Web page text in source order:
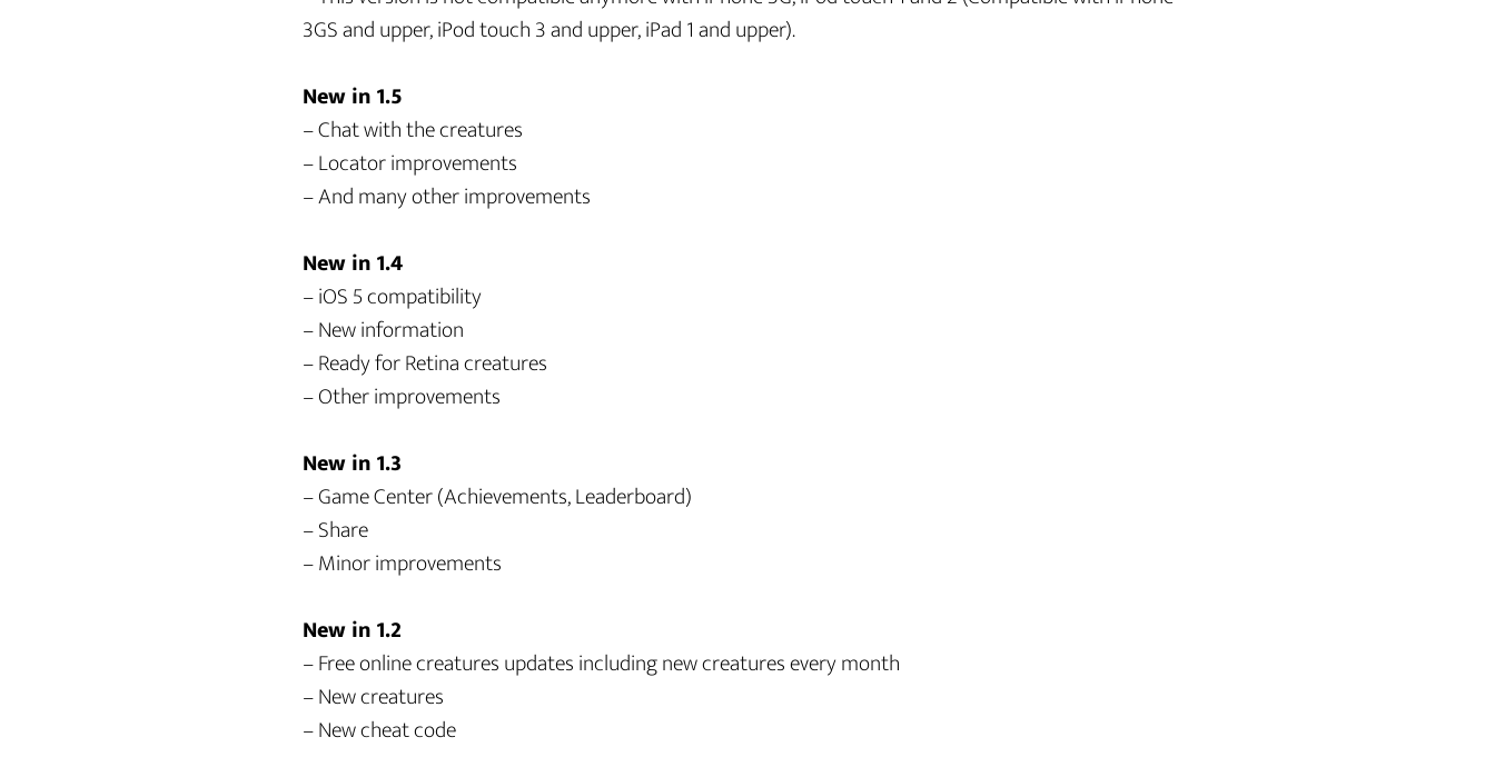
3GS and upper, iPod touch 3 and upper, iPad 1 and upper).
New in 1.5
– Chat with the creatures
– Locator improvements
– And many other improvements
New in 1.4
– iOS 5 compatibility
– New information
– Ready for Retina creatures
– Other improvements
New in 1.3
– Game Center (Achievements, Leaderboard)
– Share
– Minor improvements
New in 1.2
– Free online creatures updates including new creatures every month
– New creatures
– New cheat code